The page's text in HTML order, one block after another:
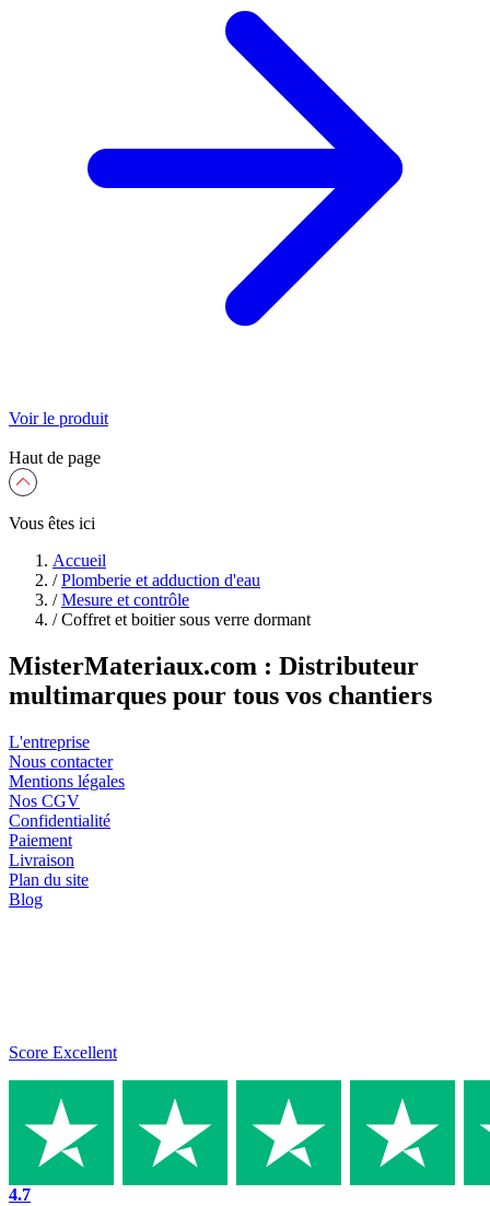
Voir le produit
Haut de page
Vous êtes ici
Accueil
/ Plomberie et adduction d'eau
/ Mesure et contrôle
/ Coffret et boitier sous verre dormant
MisterMateriaux.com : Distributeur
multimarques pour tous vos chantiers
L'entreprise
Nous contacter
Mentions légales
Nos CGV
Confidentialité
Paiement
Livraison
Plan du site
Blog
Score Excellent
4.7